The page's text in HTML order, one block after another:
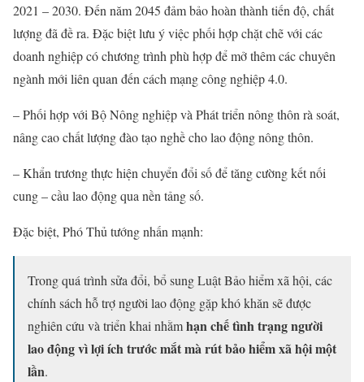
2021 – 2030. Đến năm 2045 đảm bảo hoàn thành tiến độ, chất
lượng đã đề ra. Đặc biệt lưu ý việc phối hợp chặt chẽ với các
doanh nghiệp có chương trình phù hợp để mở thêm các chuyên
ngành mới liên quan đến cách mạng công nghiệp 4.0.
– Phối hợp với Bộ Nông nghiệp và Phát triển nông thôn rà soát,
nâng cao chất lượng đào tạo nghề cho lao động nông thôn.
– Khẩn trương thực hiện chuyển đổi số để tăng cường kết nối
cung – cầu lao động qua nền tảng số.
Đặc biệt, Phó Thủ tướng nhấn mạnh:
Trong quá trình sửa đổi, bổ sung Luật Bảo hiểm xã hội, các
chính sách hỗ trợ người lao động gặp khó khăn sẽ được
nghiên cứu và triển khai nhằmhạn chế tình trạng người
lao động vì lợi ích trước mắt mà rút bảo hiểm xã hội một
lần.